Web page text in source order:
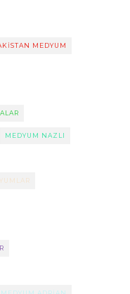
MEDYUM
MEDYUM NAZLI